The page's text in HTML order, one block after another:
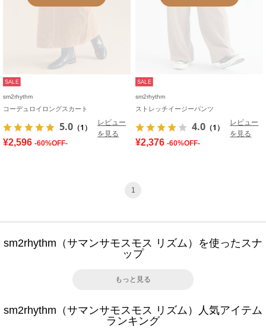
SALE
sm2rhythm
コーデュロイロングスカート
5.0 （1）
レビュー
を見る
¥2,596 -60%OFF-
SALE
sm2rhythm
ストレッチイージーパンツ
4.0 （1）
レビュー
を見る
¥2,376 -60%OFF-
1
sm2rhythm（サマンサモスモス リズム）を使ったスナ
ップ
もっと見る
sm2rhythm（サマンサモスモス リズム）人気アイテム
ランキング